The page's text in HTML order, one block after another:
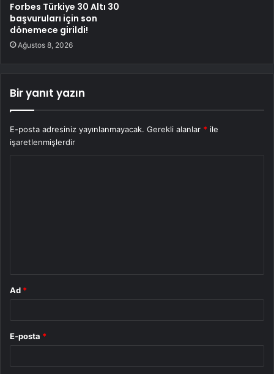
Forbes Türkiye 30 Altı 30
başvuruları için son
dönemece girildi!
Ağustos 8, 2026
Bir yanıt yazın
E-posta adresiniz yayınlanmayacak. Gerekli alanlar * ile
işaretlenmişlerdir
Ad *
E-posta *